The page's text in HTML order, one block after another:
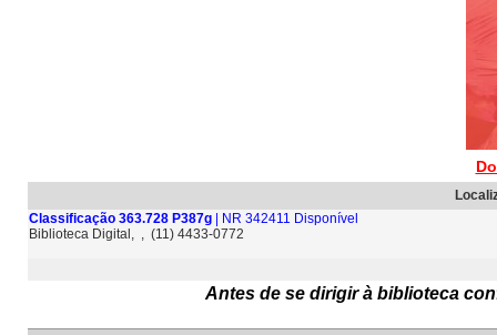
Classificação 363.728 P387g | NR 342411 Disponível
Biblioteca Digital, , (11) 4433-0772
Antes de se dirigir à biblioteca